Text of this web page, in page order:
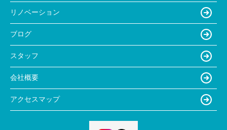
リノベーション
ブログ
スタッフ
会社概要
アクセスマップ